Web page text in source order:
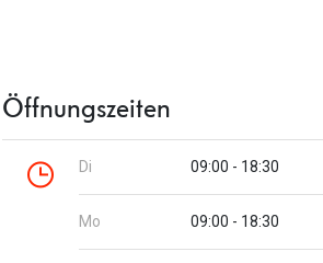
Öffnungszeiten
Di 09:00 - 18:30
Mo 09:00 - 18:30